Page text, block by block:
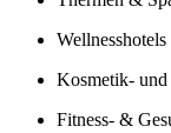
Wellnesshotels
Kosmetik- und
Fitness- &